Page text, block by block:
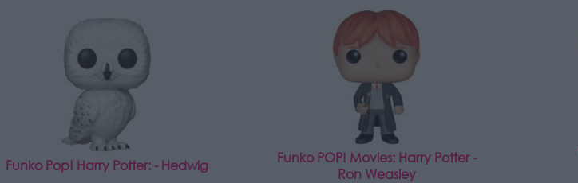
Funko Pop! Harry Potter: - Hedwig
Funko POP! Movies: Harry Potter -
Ron Weasley